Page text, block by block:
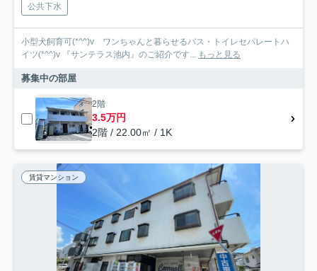
公共下水
小型犬飼育可(*^^)v ワンちゃんと暮らせるバス・トイレセパレートハ
イツ(*^^)v 『サンテラス池内』のご紹介です... もっと見る
募集中の部屋
2階
3.5万円
2階 / 22.00㎡ / 1K
賃貸マンション